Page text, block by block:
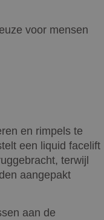
voor mensen
en rimpels te
een liquid facelift
terwijl
aangepakt
aan de